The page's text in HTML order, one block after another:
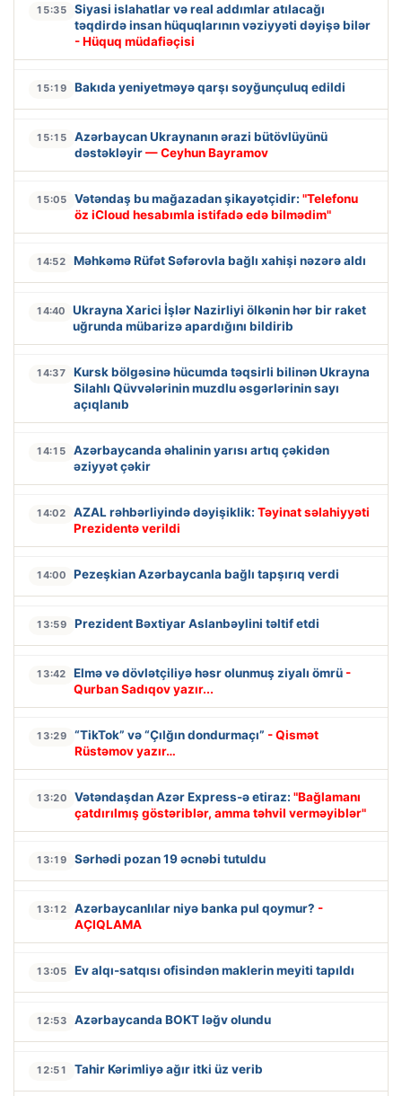
15:35
Siyasi islahatlar və real addımlar atılacağı
təqdirdə insan hüquqlarının vəziyyəti dəyişə bilər
- Hüquq müdafiəçisi
15:19 Bakıda yeniyetməyə qarşı soyğunçuluq edildi
15:15
Azərbaycan Ukraynanın ərazi bütövlüyünü
dəstəkləyir— Ceyhun Bayramov
15:05 Vətəndaş bu mağazadan şikayətçidir: "Telefonu
öz iCloud hesabımla istifadə edə bilmədim"
14:52 Məhkəmə Rüfət Səfərovla bağlı xahişi nəzərə aldı
14:40
Ukrayna Xarici İşlər Nazirliyi ölkənin hər bir raket
uğrunda mübarizə apardığını bildirib
14:37
Kursk bölgəsinə hücumda təqsirli bilinən Ukrayna
Silahlı Qüvvələrinin muzdlu əsgərlərinin sayı
açıqlanıb
14:15
Azərbaycanda əhalinin yarısı artıq çəkidən
əziyyət çəkir
14:02 AZAL rəhbərliyində dəyişiklik: Təyinat səlahiyyəti
Prezidentə verildi
14:00 Pezeşkian Azərbaycanla bağlı tapşırıq verdi
13:59 Prezident Bəxtiyar Aslanbəylini təltif etdi
13:42 Elmə və dövlətçiliyə həsr olunmuş ziyalı ömrü -
Qurban Sadıqov yazır...
13:29 “TikTok” və “Çılğın dondurmaçı” - Qismət
Rüstəmov yazır…
13:20 Vətəndaşdan Azər Express-ə etiraz: "Bağlamanı
çatdırılmış göstəriblər, amma təhvil verməyiblər"
13:19 Sərhədi pozan 19 əcnəbi tutuldu
13:12 Azərbaycanlılar niyə banka pul qoymur? -
AÇIQLAMA
13:05 Ev alqı-satqısı ofisindən maklerin meyiti tapıldı
12:53 Azərbaycanda BOKT ləğv olundu
12:51 Tahir Kərimliyə ağır itki üz verib